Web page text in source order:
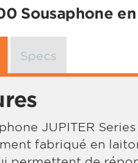
Sousaphone
Specs
JUPITER Series
fabriqué en